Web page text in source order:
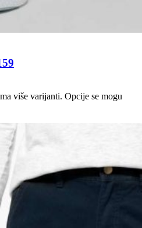
više varijanti. Opcije se mogu